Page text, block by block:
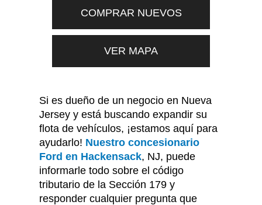
COMPRAR NUEVOS
VER MAPA
Si es dueño de un negocio en Nueva
Jersey y está buscando expandir su
flota de vehículos, ¡estamos aquí para
ayudarlo! Nuestro concesionario
Ford en Hackensack, NJ, puede
informarle todo sobre el código
tributario de la Sección 179 y
responder cualquier pregunta que